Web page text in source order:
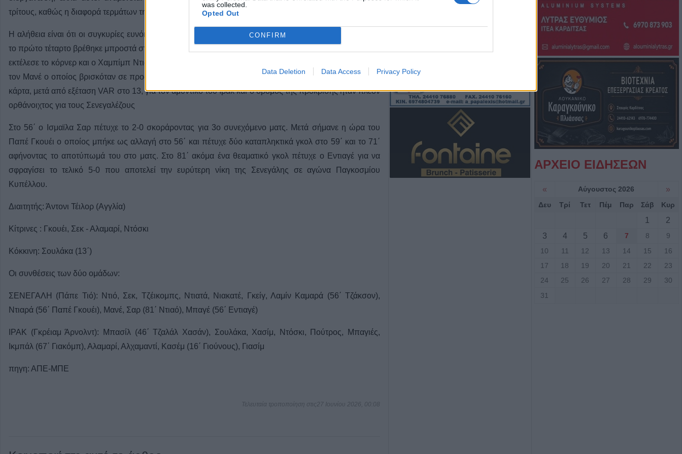
was collected.
Opted Out
CONFIRM
Data Deletion Data Access Privacy Policy
τρίτους, καθώς η διαφορά τερμάτων της Σενεγάλης (8-6 γκολ) είναι η υψηλότερη.
Η αλήθεια είναι ότι οι συγκυρίες ευνόησαν τα μέγιστα την ομάδα του Πάπε Τιό που πριν συμπληρωθεί
το πρώτο τέταρτο βρέθηκε μπροστά στο σκορ και με αριθμητικό πλεονέκτημα. Στο 4΄ ο Αμπντουλαγέ Σεκ
εκτέλεσε το κόρνερ και ο Χαμπίμπ Ντιαρά με κεφαλιά έγραψε το 1-0. Λίγο αργότερα ο Σουλάκα ανέτρεψε
τον Μανέ ο οποίος βρισκόταν σε προφανή θέση για γκολ, λίγο έξω από την περιοχή του Ιράκ. Κόκκινη
κάρτα, μετά από εξέταση VAR στο 13, για τον αμυντικό του Ιράκ και ο δρόμος της πρόκρισης ήταν πλέον
ορθάνοιχτος για τους Σενεγαλέζους
Στο 56΄ ο Ισμαϊλα Σαρ πέτυχε το 2-0 σκοράροντας για 3ο συνεχόμενο ματς. Μετά σήμανε η ώρα του
Παπέ Γκουέι ο οποίος μπήκε ως αλλαγή στο 56΄ και πέτυχε δύο καταπληκτικά γκολ στο 59΄ και το 71΄
αφήνοντας το αποτύπωμά του στο ματς. Στο 81΄ ακόμα ένα θεαματικό γκολ πέτυχε ο Εντιαγέ για να
σφραγίσει το τελικό 5-0 που αποτελεί την ευρύτερη νίκη της Σενεγάλης σε αγώνα Παγκοσμίου
Κυπέλλου.
Διαιτητής: Άντονι Τέιλορ (Αγγλία)
Κίτρινες : Γκουέι, Σεκ - Αλαμαρί, Ντόσκι
Κόκκινη: Σουλάκα (13΄)
Οι συνθέσεις των δύο ομάδων:
ΣΕΝΕΓΑΛΗ (Πάπε Τιό): Ντιό, Σεκ, Τζέικομπς, Ντιατά, Νιακατέ, Γκείγ, Λαμίν Καμαρά (56΄ Τζάκσον),
Ντιαρά (56΄ Παπέ Γκουέι), Μανέ, Σαρ (81΄ Ντιαό), Μπαγέ (56΄ Εντιαγέ)
ΙΡΑΚ (Γκρέιαμ Άρνολντ): Μπασίλ (46΄ Τζαλάλ Χασάν), Σουλάκα, Χασίμ, Ντόσκι, Πούτρος, Μπαγιές,
Ικμπάλ (67΄ Γιακόμπ), Αλαμαρί, Αλχαμαντί, Κασέμ (16΄ Γιούνους), Γιασίμ
πηγη: ΑΠΕ-ΜΠΕ
Τελευταία τροποποίηση στις27 Ιουνίου 2026, 00:08
Αργιθέας
7 Αυγούστου 2026, 10:19
κηδεία του Κωνσταντίνου Στυλ.
Βασιλάκη
7 Αυγούστου 2026, 10:00
Γουδί: Θανατηφόρα πτώση
53χρονης γυναίκας από τον 5ο
όροφο πολυκατοικίας
7 Αυγούστου 2026, 09:22
ΑΡΧΕΙΟ ΕΙΔΗΣΕΩΝ
« Αύγουστος 2026 »
Δευ Τρί Τετ Πέμ Παρ Σάβ Κυρ
1
2
3
4 5 6 7 8
9
10
11 12 13 14 15
16
17
18 19 20 21 22
23
24
25 26 27 28 29
30
31